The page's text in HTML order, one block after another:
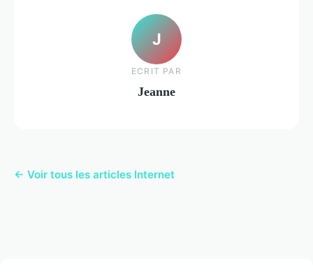
J
ECRIT PAR
Jeanne
← Voir tous les articles Internet